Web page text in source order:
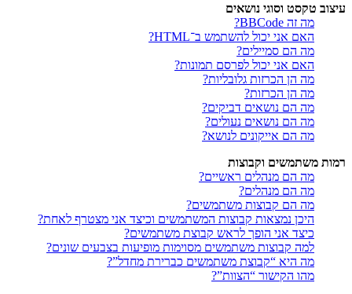
עיצוב טקסט וסוגי נושאים
מה זה BBCode?
האם אני יכול להשתמש ב־HTML?
מה הם סמיילים?
האם אני יכול לפרסם תמונות?
מה הן הכרזות גלובליות?
מה הן הכרזות?
מה הם נושאים דביקים?
מה הם נושאים נעולים?
מה הם אייקונים לנושא?
רמות משתמשים וקבוצות
מה הם מנהלים ראשיים?
מה הם מנהלים?
מה הם קבוצות משתמשים?
היכן נמצאות קבוצות המשתמשים וכיצד אני מצטרף לאחת?
כיצד אני הופך לראש קבוצת משתמשים?
למה קבוצות משתמשים מסוימות מופיעות בצבעים שונים?
מה היא “קבוצת משתמשים כברירת מחדל”?
מהו הקישור “הצוות”?